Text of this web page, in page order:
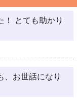
！ とても助かり
、お世話になり